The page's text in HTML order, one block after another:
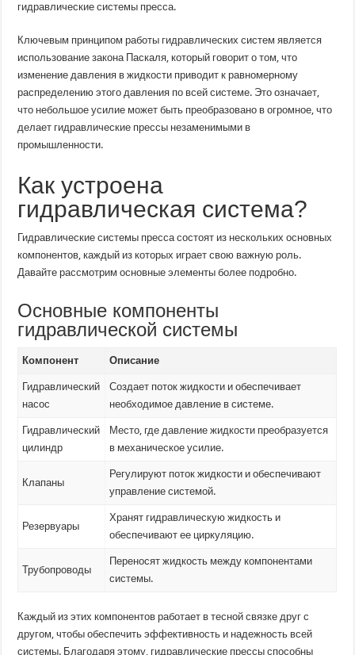
гидравлические системы пресса.
Ключевым принципом работы гидравлических систем является
использование закона Паскаля, который говорит о том, что
изменение давления в жидкости приводит к равномерному
распределению этого давления по всей системе. Это означает,
что небольшое усилие может быть преобразовано в огромное, что
делает гидравлические прессы незаменимыми в
промышленности.
Как устроена
гидравлическая система?
Гидравлические системы пресса состоят из нескольких основных
компонентов, каждый из которых играет свою важную роль.
Давайте рассмотрим основные элементы более подробно.
Основные компоненты
гидравлической системы
Компонент Описание
Гидравлический
насос
Создает поток жидкости и обеспечивает
необходимое давление в системе.
Гидравлический
цилиндр
Место, где давление жидкости преобразуется
в механическое усилие.
Клапаны
Регулируют поток жидкости и обеспечивают
управление системой.
Резервуары
Хранят гидравлическую жидкость и
обеспечивают ее циркуляцию.
Трубопроводы
Переносят жидкость между компонентами
системы.
Каждый из этих компонентов работает в тесной связке друг с
другом, чтобы обеспечить эффективность и надежность всей
системы. Благодаря этому, гидравлические прессы способны